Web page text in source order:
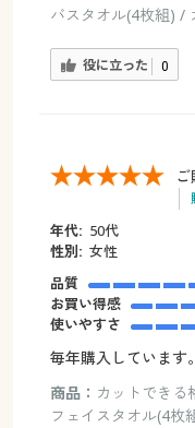
バスタオル(4枚組) /
役に立った 0
年代: 50代
性別: 女性
品質
お買い得感
使いやすさ
毎年購入しています
商品： カットできる
フェイスタオル(4枚